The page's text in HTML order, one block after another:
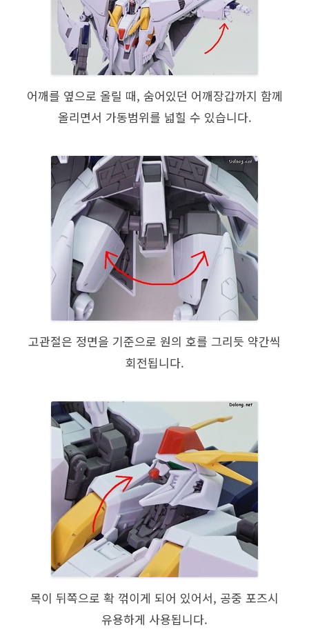
어깨를 옆으로 올릴 때, 숨어있던 어깨장갑까지 함께
올리면서 가동범위를 넓힐 수 있습니다.
고관절은 정면을 기준으로 원의 호를 그리듯 약간씩
회전됩니다.
목이 뒤쪽으로 확 꺾이게 되어 있어서, 공중 포즈시
유용하게 사용됩니다.